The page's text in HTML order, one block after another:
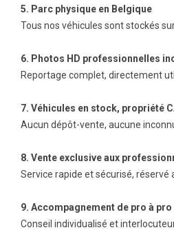
5. Parc physique en Belgique
Tous nos véhicules sont stockés
6. Photos HD professionnelles
Reportage complet, directement
7. Véhicules en stock, propriété
Aucun dépôt-vente, aucune
8. Vente exclusive aux
Service rapide et sécurisé,
9. Accompagnement de pro à pro
Conseil individualisé et